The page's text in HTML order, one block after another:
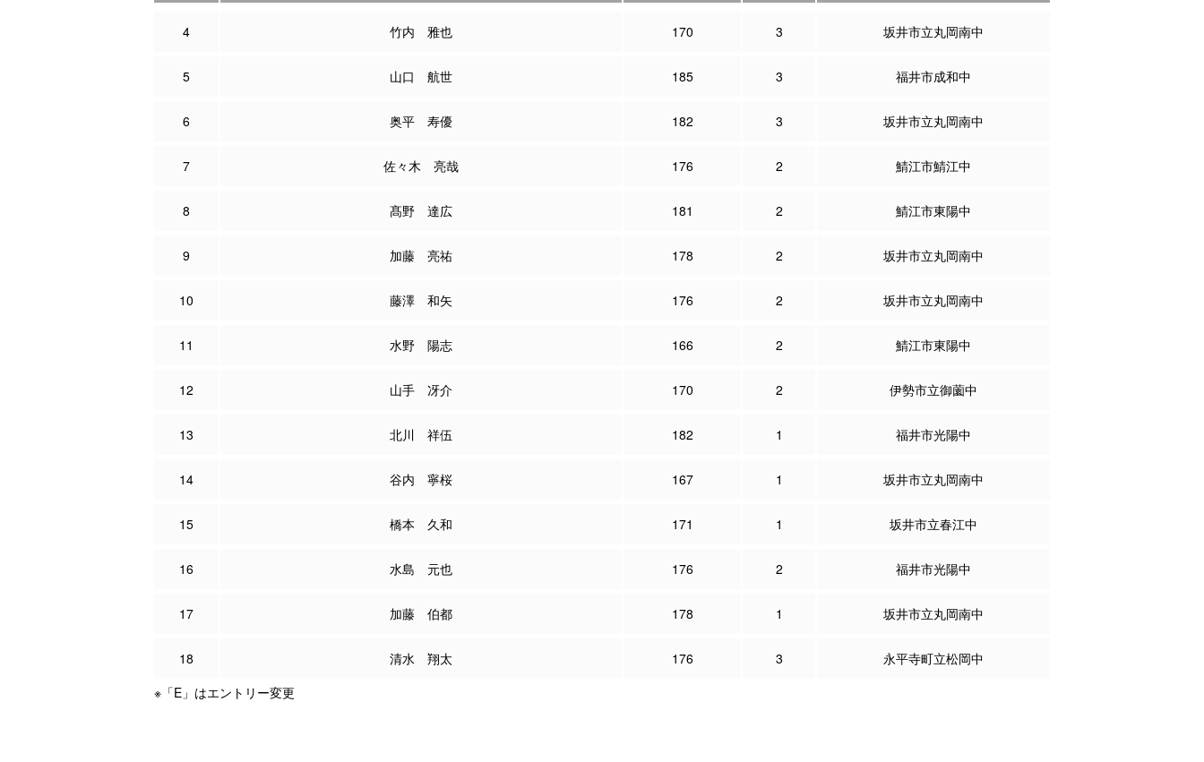
4 竹内 雅也 170 3 坂井市立丸岡南中
5 山口 航世 185 3 福井市成和中
6 奥平 寿優 182 3 坂井市立丸岡南中
7 佐々木 亮哉 176 2 鯖江市鯖江中
8 髙野 達広 181 2 鯖江市東陽中
9 加藤 亮祐 178 2 坂井市立丸岡南中
10 藤澤 和矢 176 2 坂井市立丸岡南中
11 水野 陽志 166 2 鯖江市東陽中
12 山手 冴介 170 2 伊勢市立御薗中
13 北川 祥伍 182 1 福井市光陽中
14 谷内 寧桜 167 1 坂井市立丸岡南中
15 橋本 久和 171 1 坂井市立春江中
16 水島 元也 176 2 福井市光陽中
17 加藤 伯都 178 1 坂井市立丸岡南中
18 清水 翔太 176 3
永平寺町立松岡中
※「E」はエントリー変更